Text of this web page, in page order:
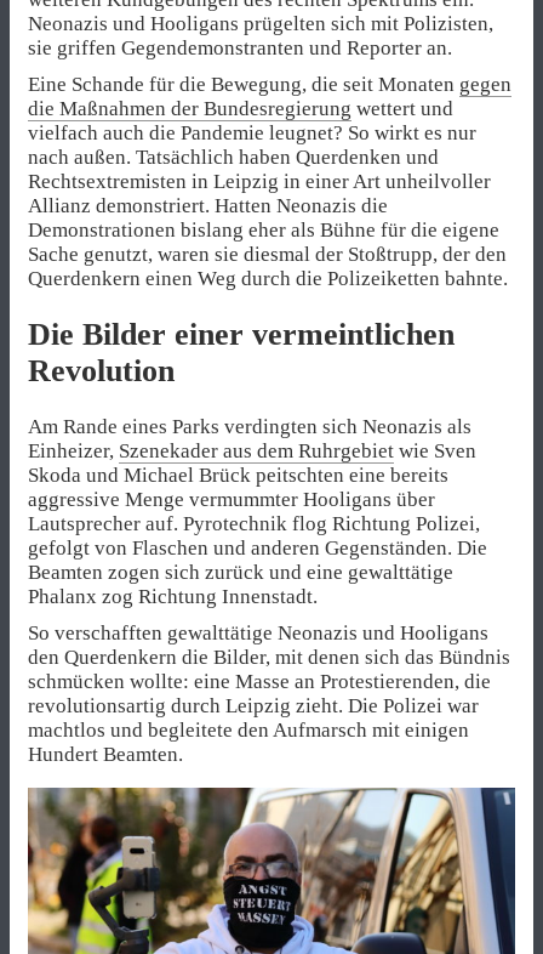
Neonazis und Hooligans prügelten sich mit Polizisten,
sie griffen Gegendemonstranten und Reporter an.
Eine Schande für die Bewegung, die seit Monaten gegen
die Maßnahmen der Bundesregierung wettert und
vielfach auch die Pandemie leugnet? So wirkt es nur
nach außen. Tatsächlich haben Querdenken und
Rechtsextremisten in Leipzig in einer Art unheilvoller
Allianz demonstriert. Hatten Neonazis die
Demonstrationen bislang eher als Bühne für die eigene
Sache genutzt, waren sie diesmal der Stoßtrupp, der den
Querdenkern einen Weg durch die Polizeiketten bahnte.
Die Bilder einer vermeintlichen
Revolution
Am Rande eines Parks verdingten sich Neonazis als
Einheizer, Szenekader aus dem Ruhrgebiet wie Sven
Skoda und Michael Brück peitschten eine bereits
aggressive Menge vermummter Hooligans über
Lautsprecher auf. Pyrotechnik flog Richtung Polizei,
gefolgt von Flaschen und anderen Gegenständen. Die
Beamten zogen sich zurück und eine gewalttätige
Phalanx zog Richtung Innenstadt.
So verschafften gewalttätige Neonazis und Hooligans
den Querdenkern die Bilder, mit denen sich das Bündnis
schmücken wollte: eine Masse an Protestierenden, die
revolutionsartig durch Leipzig zieht. Die Polizei war
machtlos und begleitete den Aufmarsch mit einigen
Hundert Beamten.